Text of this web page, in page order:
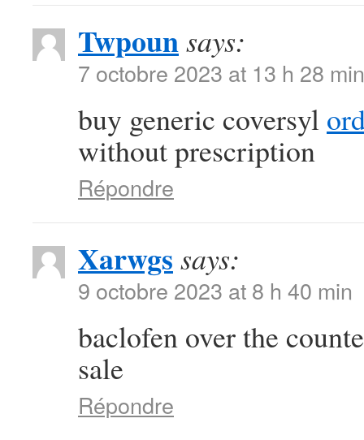
Twpounsays:
7 octobre 2023 at 13 h 28 min
buy generic coversyl
without prescription
Répondre
Xarwgs says:
9 octobre 2023 at 8 h 40 min
baclofen over the
sale
Répondre